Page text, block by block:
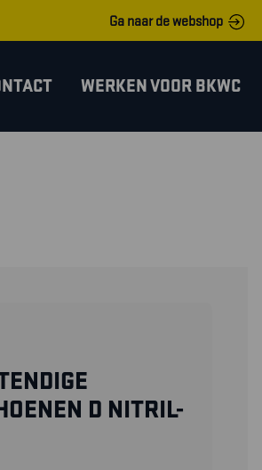
Ga naar de webshop
WERKEN VOOR BKWC
D NITRIL-